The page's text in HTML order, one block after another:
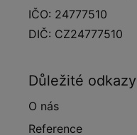
IČO: 24777510
DIČ: CZ24777510
Důležité odkazy
O nás
Reference